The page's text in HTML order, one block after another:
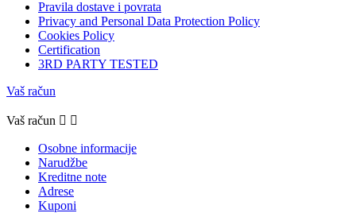
Pravila dostave i povrata
Privacy and Personal Data Protection Policy
Cookies Policy
Certification
3RD PARTY TESTED
Vaš račun
Vaš račun  
Osobne informacije
Narudžbe
Kreditne note
Adrese
Kuponi